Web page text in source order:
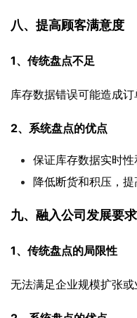
八、提高顾客满意度
1、传统盘点不足
库存数据错误可能造成订
2、系统盘点的优点
保证库存数据实时性
降低断货和积压，提
九、融入公司发展要求
1、传统盘点的局限性
无法满足企业规模扩张或